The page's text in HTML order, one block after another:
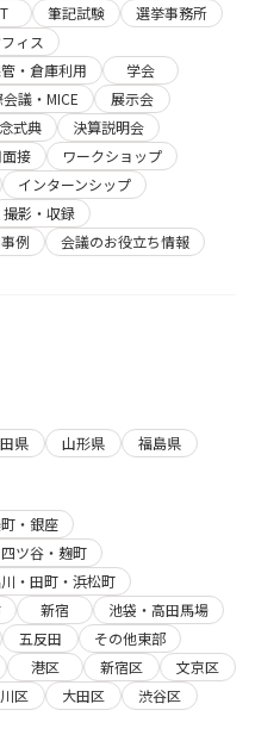
筆記試験
選挙事務所
ィス
・倉庫利用
学会
議・MICE
展示会
式典
決算説明会
接
ワークショップ
インターンシップ
撮影・収録
例 会議のお役立ち情報
県 山形県
福島県
・銀座
ツ谷・麹町
・田町・浜松町
新宿
池袋・高田馬場
五反田
その他東部
港区 新宿区
文京区
区 大田区
渋谷区